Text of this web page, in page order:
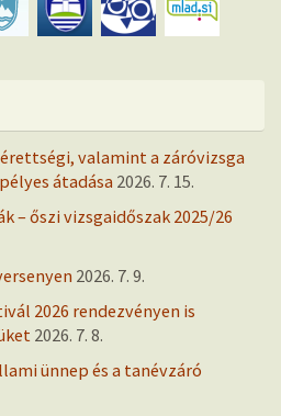
valamint a záróvizsga
átadása 2026. 7. 15.
– őszi vizsgaidőszak 2025/26
2026. 7. 9.
2026 rendezvényen is
2026. 7. 8.
ünnep és a tanévzáró